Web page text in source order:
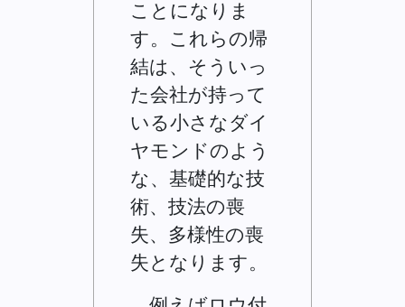
ことになりま
す。これらの帰
結は、そういっ
た会社が持って
いる小さなダイ
ヤモンドのよう
な、基礎的な技
術、技法の喪
失、多様性の喪
失となります。